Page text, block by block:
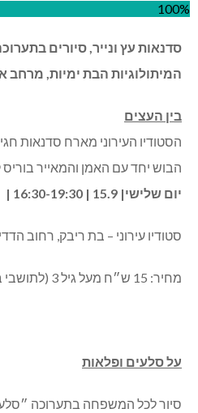
100%
סדנאות עץ ונייר, סיורים
המיתולוגיות הבת ימיות,
בין העצים
הסטודיו העירוני מארח סדנאות
הבוש יחד עם האמן והמאייר בוריס
יום שלישי| 15.9 | 16:30-19:30 |
סטודיו עירוני – בת ריבק, רחוב הדדי 6, בת ים
מחיר: 15 ש״ח מעל גיל 3 (לתושבי בת ים 10 ₪)
על סלעים ופלאות
סיור לכל המשפחה בתערוכה